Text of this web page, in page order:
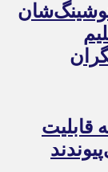
۱۸ پرو/ سه قابلیت